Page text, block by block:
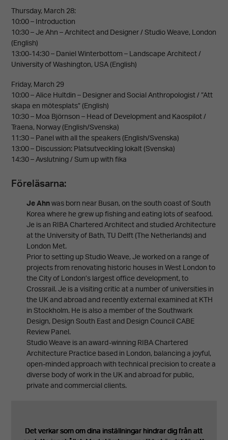
Thursday, March 28:
10:00 – Introduction
10:30 – Je Ahn – Architect and Designer / Studio Weave, London
(English)
13:00-14:30 – Daniel Winterbottom – Landscape Architect /
University of Washington, USA (English)
Friday, March 29
10:00 – Alice Hultdin – Designer and Social Anthropologist / ”Att
skapa en mötesplats” (English)
10:30 – Moa Björnson – Head of Development and Kaospilot /
Traena, Norway (English/Svenska)
11:30 – Panel with all the speakers (English/Svenska)
13:00 – Discussion: Platsutveckling lokalt (Svenska)
14:30 – Avslutning / Sum up with fika
Föreläsarna:
Je Ahnwas born near Busan, on the south coast of South
Korea where he grew up fishing and eating lots of seafood.
Je is an RIBA Chartered Architect and studied Architecture
at the University of Bath, TU Delft (The Netherlands) and
London Met.
Prior to setting up Studio Weave, Je worked on a range of
projects from renovating historic houses in West London to
the City of London’s largest office development, to
Crossrail. Je is a visiting critic at a number of universities in
the UK and abroad and recently external examined at KTH
in Stockholm. He is also a member of the Southwark
Design, Design South East and Design Council CABE
Review Panel.
Studio Weave is an award-winning RIBA Chartered
Architecture Practice based in London, balancing a joyful,
open-minded approach with technical precision to create a
diverse body of work in the UK and abroad for public,
private and commercial clients.
Det verkar som om dina inställningar hindrar dig från att
Det verkar som om dina inställningar hindrar dig från att
Det verkar som om dina inställningar hindrar dig från att
Det verkar som om dina inställningar hindrar dig från att
Det verkar som om dina inställningar hindrar dig från att